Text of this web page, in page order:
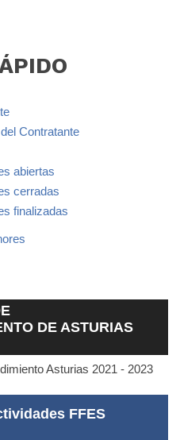
Contratante
abiertas
cerradas
finalizadas
DE ASTURIAS
Asturias 2021 - 2023
FFES